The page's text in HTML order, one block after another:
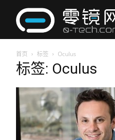
首页 标签 Oculus
标签: Oculus